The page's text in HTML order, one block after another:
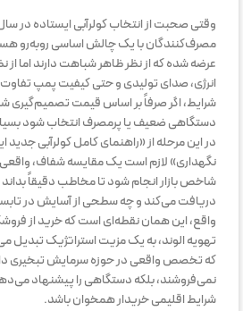
مصرف‌کنندگان با یک چالش اساسی روبه‌رو
عرضه شده که از نظر ظاهر شباهت دارند اما
انرژی، صدای تولیدی و حتی کیفیت پمپ
شرایط، اگر صرفاً بر اساس قیمت تصمیم‌گیری
دستگاهی ضعیف یا پرمصرف انتخاب شود
نگهداری» لازم است یک مقایسه شفاف،
شاخص بازار انجام شود تا مخاطب دقیقاً
دریافت می‌کند و چه سطحی از آسایش در
واقع، این همان نقطه‌ای است که خرید از
تهویه الوند، به یک مزیت استراتژیک
که تخصص واقعی در حوزه سرمایش تبخیری
نمی‌فروشند، بلکه دستگاهی را پیشنهاد
شرایط اقلیمی خریدار همخوان باشد.